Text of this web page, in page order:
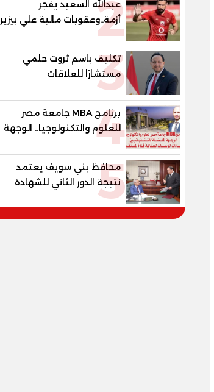
2
عبدالله السعيد يفجر
أزمة..وعقوبات مالية علي بيزيرا
وبانزا
3
تكليف باسم ثروت حلمي
مستشارًا للعلاقات
الدبلوماسية وعضوًا بالهيئة
الاستشارية العليا لمنظمة
«جاد جمينت يوإن»
4
برنامج MBA جامعة مصر
للعلوم والتكنولوجيا.. الوجهة
المفضلة للتنفيذيين وقيادات
المؤسسات لصناعة قادة
المستقبل
5
محافظ بني سويف يعتمد
نتيجة الدور الثاني للشهادة
الإعدادية العامة بنسبة